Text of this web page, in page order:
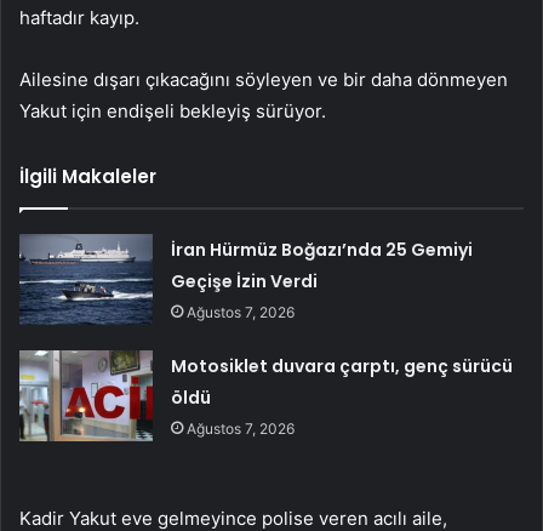
haftadır kayıp.
Ailesine dışarı çıkacağını söyleyen ve bir daha dönmeyen
Yakut için endişeli bekleyiş sürüyor.
İlgili Makaleler
İran Hürmüz Boğazı’nda 25 Gemiyi
Geçişe İzin Verdi
Ağustos 7, 2026
Motosiklet duvara çarptı, genç sürücü
öldü
Ağustos 7, 2026
Kadir Yakut eve gelmeyince polise veren acılı aile,